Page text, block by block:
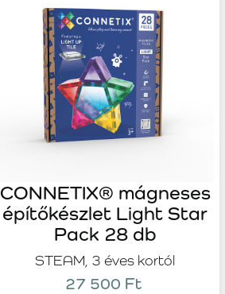
STEAM, 3 éves kortól
CONNETIX® mágneses
építőkészlet Light Star
Pack 28 db
27 500 Ft